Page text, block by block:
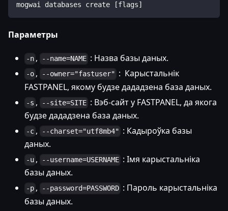
mogwai databases create [flags]
Параметры
-n , --name=NAME : Назва базы даных.
-o , --owner="fastuser" : Карыстальнік
FASTPANEL, якому будзе дададзена база даных.
-s , --site=SITE : Вэб-сайт у FASTPANEL, да якога
будзе дададзена база даных.
-c , --charset="utf8mb4" : Кадыроўка базы
даных.
-u , --username=USERNAME : Імя карыстальніка
базы даных.
-p , --password=PASSWORD : Пароль карыстальніка
базы даных.